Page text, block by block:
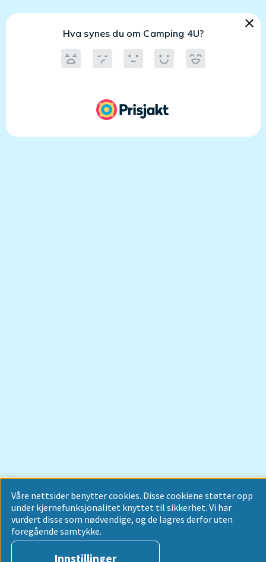
Våre nettsider benytter cookies. Disse cookiene støtter opp
under kjernefunksjonalitet knyttet til sikkerhet. Vi har
vurdert disse som nødvendige, og de lagres derfor uten
foregående samtykke.
Innstillinger